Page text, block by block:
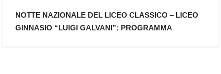
NOTTE NAZIONALE DEL LICEO CLASSICO – LICEO
GINNASIO “LUIGI GALVANI”: PROGRAMMA